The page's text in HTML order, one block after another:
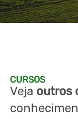
CURSOS
Veja outros